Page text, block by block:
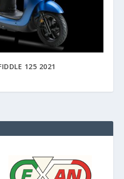
125 2021